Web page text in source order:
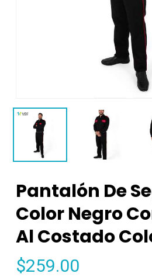
Pantalón De
Color Negro
Al Costado
$259.00